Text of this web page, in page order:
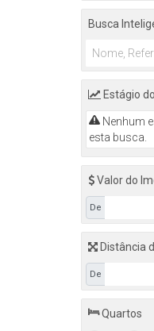
Centro
Rainha
Santa
Taboão
Belo
BELO
Busca
Estágio
Nenhum
esta busca.
Valor do
De
Distância
De
Quartos